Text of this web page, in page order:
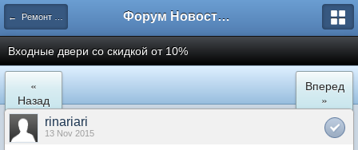
← Ремонт и обустройство Форум Новостройки
Входные двери со скидкой от 10%
«
Назад
Вперед
»
rinariari
13 Nov 2015